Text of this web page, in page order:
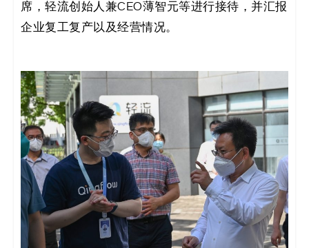
解
方
案
_
低
代
码
席，轻流创始人兼CEO薄智元等进行接待，并汇报
企业复工复产以及经营情况。